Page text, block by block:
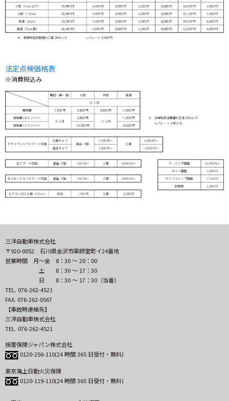
法定点検価格表
※消費税込み
三洋自動車株式会社
〒920-0052 石川県金沢市薬師堂町イ24番地
営業時間 月〜金 8：30 〜 20：00
土 8：30 〜 17：30
日 8：30 〜 17：30（当番）
TEL. 076-262-4521
FAX. 076-262-0567
【事故時連絡先】
三洋自動車株式会社
TEL. 076-262-4521
損害保険ジャパン株式会社
0120-256-110(24 時間 365 日受付・無料)
東京海上日動火災保険
0120-119-110(24 時間 365 日受付・無料)